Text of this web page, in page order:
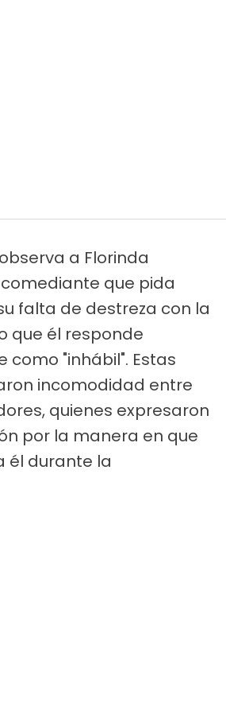
a Florinda
que pida
falta de destreza con la
que él responde
como "inhábil". Estas
incomodidad entre
quienes expresaron
por la manera en que
él durante la